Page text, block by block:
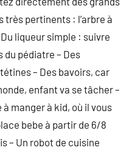
très pertinents : l’arbre à
liqueur simple : suivre
pédiatre – Des
– Des bavoirs, car
enfant va se tâcher –
manger à kid, où il vous
bebe à partir de 6/8
– Un robot de cuisine